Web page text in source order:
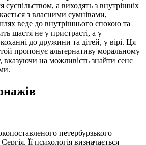
суспільством, а виходять з внутрішніх
з власними сумнівами,
веде до внутрішнього спокою та
щастя не у пристрасті, а у
до дружини та дітей, у вірі. Ця
пропонує альтернативу моральному
вказуючи на можливість знайти сенс
петербурзького
Її психологія визначається